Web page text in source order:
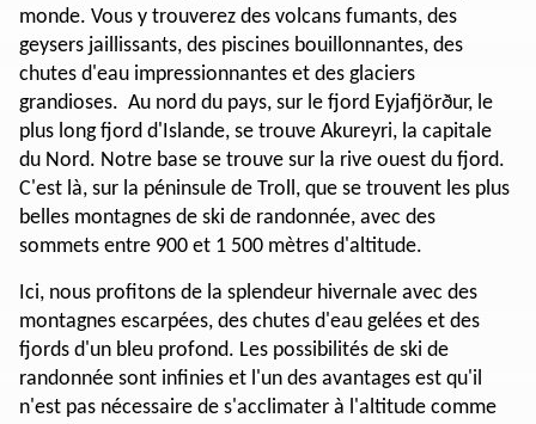
monde. Vous y trouverez des volcans fumants, des
geysers jaillissants, des piscines bouillonnantes, des
chutes d'eau impressionnantes et des glaciers
grandioses. Au nord du pays, sur le fjord Eyjafjörður, le
plus long fjord d'Islande, se trouve Akureyri, la capitale
du Nord. Notre base se trouve sur la rive ouest du fjord.
C'est là, sur la péninsule de Troll, que se trouvent les plus
belles montagnes de ski de randonnée, avec des
sommets entre 900 et 1 500 mètres d'altitude.
Ici, nous profitons de la splendeur hivernale avec des
montagnes escarpées, des chutes d'eau gelées et des
fjords d'un bleu profond. Les possibilités de ski de
randonnée sont infinies et l'un des avantages est qu'il
n'est pas nécessaire de s'acclimater à l'altitude comme